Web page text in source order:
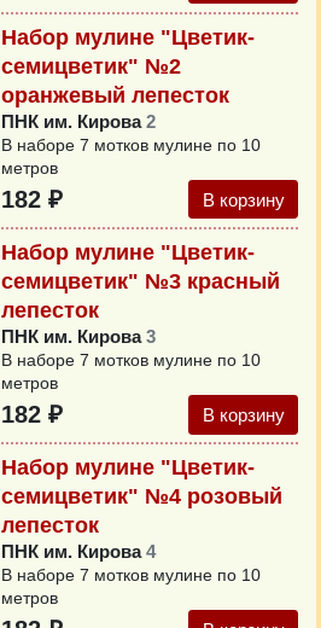
Набор мулине "Цветик-
семицветик" №2
оранжевый лепесток
ПНК им. Кирова2
В наборе 7 мотков мулине по 10
метров
182 ₽ В корзину
Набор мулине "Цветик-
семицветик" №3 красный
лепесток
ПНК им. Кирова3
В наборе 7 мотков мулине по 10
метров
182 ₽ В корзину
Набор мулине "Цветик-
семицветик" №4 розовый
лепесток
ПНК им. Кирова4
В наборе 7 мотков мулине по 10
метров